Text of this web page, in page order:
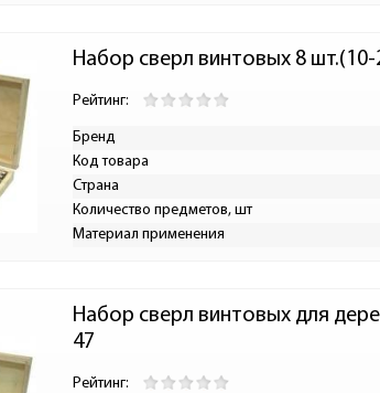
Набор сверл винтовых 8
Рейтинг:
Бренд
Код товара
Страна
Количество предметов, шт
Материал применения
Набор сверл винтовых для
47
Рейтинг: